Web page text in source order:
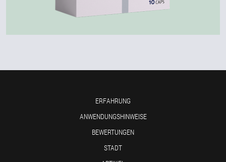
ERFAHRUNG
ANWENDUNGSHINWEISE
BEWERTUNGEN
STADT